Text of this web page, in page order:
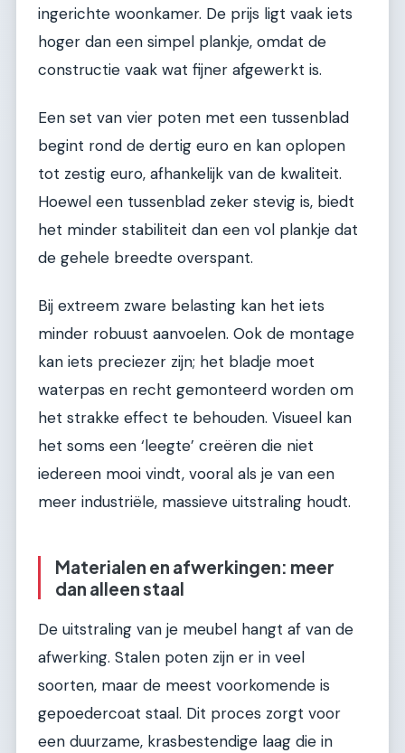
ingerichte woonkamer. De prijs ligt vaak iets
hoger dan een simpel plankje, omdat de
constructie vaak wat fijner afgewerkt is.
Een set van vier poten met een tussenblad
begint rond de dertig euro en kan oplopen
tot zestig euro, afhankelijk van de kwaliteit.
Hoewel een tussenblad zeker stevig is, biedt
het minder stabiliteit dan een vol plankje dat
de gehele breedte overspant.
Bij extreem zware belasting kan het iets
minder robuust aanvoelen. Ook de montage
kan iets preciezer zijn; het bladje moet
waterpas en recht gemonteerd worden om
het strakke effect te behouden. Visueel kan
het soms een ‘leegte’ creëren die niet
iedereen mooi vindt, vooral als je van een
meer industriële, massieve uitstraling houdt.
Materialen en afwerkingen: meer
dan alleen staal
De uitstraling van je meubel hangt af van de
afwerking. Stalen poten zijn er in veel
soorten, maar de meest voorkomende is
gepoedercoat staal. Dit proces zorgt voor
een duurzame, krasbestendige laag die in